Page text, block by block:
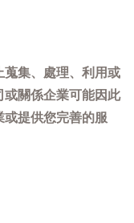
蒐集、處理、利用或
或關係企業可能因此
提供您完善的服